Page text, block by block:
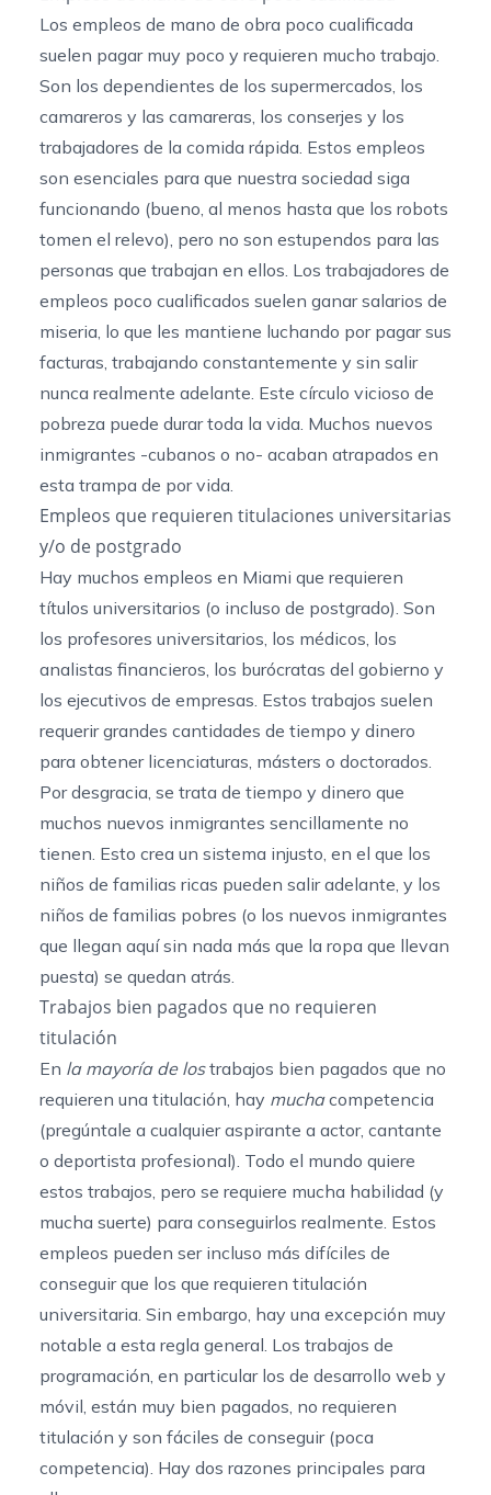
Los empleos de mano de obra poco cualificada
suelen pagar muy poco y requieren mucho trabajo.
Son los dependientes de los supermercados, los
camareros y las camareras, los conserjes y los
trabajadores de la comida rápida. Estos empleos
son esenciales para que nuestra sociedad siga
funcionando (bueno, al menos hasta que los robots
tomen el relevo), pero no son estupendos para las
personas que trabajan en ellos. Los trabajadores de
empleos poco cualificados suelen ganar salarios de
miseria, lo que les mantiene luchando por pagar sus
facturas, trabajando constantemente y sin salir
nunca realmente adelante. Este círculo vicioso de
pobreza puede durar toda la vida. Muchos nuevos
inmigrantes -cubanos o no- acaban atrapados en
esta trampa de por vida.
Empleos que requieren titulaciones universitarias
y/o de postgrado
Hay muchos empleos en Miami que requieren
títulos universitarios (o incluso de postgrado). Son
los profesores universitarios, los médicos, los
analistas financieros, los burócratas del gobierno y
los ejecutivos de empresas. Estos trabajos suelen
requerir grandes cantidades de tiempo y dinero
para obtener licenciaturas, másters o doctorados.
Por desgracia, se trata de tiempo y dinero que
muchos nuevos inmigrantes sencillamente no
tienen. Esto crea un sistema injusto, en el que los
niños de familias ricas pueden salir adelante, y los
niños de familias pobres (o los nuevos inmigrantes
que llegan aquí sin nada más que la ropa que llevan
puesta) se quedan atrás.
Trabajos bien pagados que no requieren
titulación
En la mayoría de lostrabajos bien pagados que no
requieren una titulación, hay muchacompetencia
(pregúntale a cualquier aspirante a actor, cantante
o deportista profesional). Todo el mundo quiere
estos trabajos, pero se requiere mucha habilidad (y
mucha suerte) para conseguirlos realmente. Estos
empleos pueden ser incluso más difíciles de
conseguir que los que requieren titulación
universitaria. Sin embargo, hay una excepción muy
notable a esta regla general. Los trabajos de
programación, en particular los de desarrollo web y
móvil, están muy bien pagados, no requieren
titulación y son fáciles de conseguir (poca
competencia). Hay dos razones principales para